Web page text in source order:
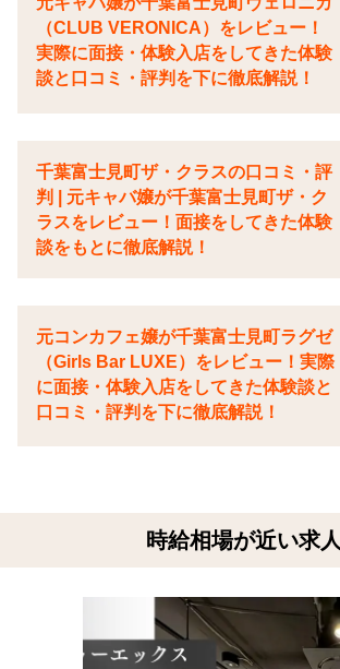
（CLUB VERONICA）をレビュー！
実際に面接・体験入店をしてきた体験
談と口コミ・評判を下に徹底解説！
千葉富士見町ザ・クラスの口コミ・評
判 | 元キャバ嬢が千葉富士見町ザ・ク
ラスをレビュー！面接をしてきた体験
談をもとに徹底解説！
元コンカフェ嬢が千葉富士見町ラグゼ
（Girls Bar LUXE）をレビュー！実際
に面接・体験入店をしてきた体験談と
口コミ・評判を下に徹底解説！
時給相場が近い求人